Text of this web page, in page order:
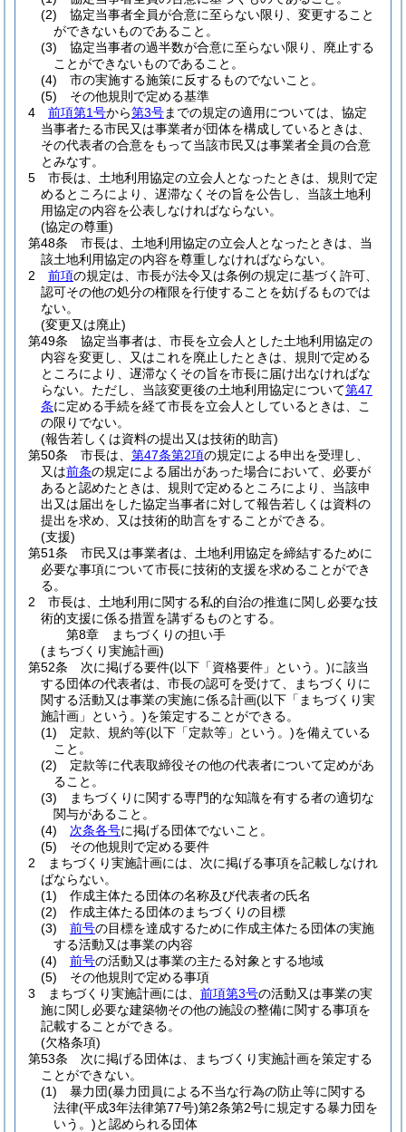
(2)
協定当事者全員が合意に至らない限り、変更すること
ができないものであること。
(3)
協定当事者の過半数が合意に至らない限り、廃止する
ことができないものであること。
(4)
市の実施する施策に反するものでないこと。
(5)
その他規則で定める基準
4
前項第1号から第3号までの規定の適用については、協定
当事者たる市民又は事業者が団体を構成しているときは、
その代表者の合意をもって当該市民又は事業者全員の合意
とみなす。
5
市長は、土地利用協定の立会人となったときは、規則で定
めるところにより、遅滞なくその旨を公告し、当該土地利
用協定の内容を公表しなければならない。
(協定の尊重)
第48条
市長は、土地利用協定の立会人となったときは、当
該土地利用協定の内容を尊重しなければならない。
2
前項の規定は、市長が法令又は条例の規定に基づく許可、
認可その他の処分の権限を行使することを妨げるものでは
ない。
(変更又は廃止)
第49条
協定当事者は、市長を立会人とした土地利用協定の
内容を変更し、又はこれを廃止したときは、規則で定める
ところにより、遅滞なくその旨を市長に届け出なければな
らない。 ただし、当該変更後の土地利用協定について第47
条に定める手続を経て市長を立会人としているときは、こ
の限りでない。
(報告若しくは資料の提出又は技術的助言)
第50条
市長は、 第47条第2項の規定による申出を受理し、
又は前条の規定による届出があった場合において、必要が
あると認めたときは、規則で定めるところにより、当該申
出又は届出をした協定当事者に対して報告若しくは資料の
提出を求め、又は技術的助言をすることができる。
(支援)
第51条
市民又は事業者は、土地利用協定を締結するために
必要な事項について市長に技術的支援を求めることができ
る。
2
市長は、土地利用に関する私的自治の推進に関し必要な技
術的支援に係る措置を講ずるものとする。
第8章
まちづくりの担い手
(まちづくり実施計画)
第52条
次に掲げる要件(以下「資格要件」という。)に該当
する団体の代表者は、市長の認可を受けて、まちづくりに
関する活動又は事業の実施に係る計画(以下「まちづくり実
施計画」という。)を策定することができる。
(1)
定款、規約等(以下「定款等」という。)を備えている
こと。
(2)
定款等に代表取締役その他の代表者について定めがあ
ること。
(3)
まちづくりに関する専門的な知識を有する者の適切な
関与があること。
(4)
次条各号に掲げる団体でないこと。
(5)
その他規則で定める要件
2
まちづくり実施計画には、次に掲げる事項を記載しなけれ
ばならない。
(1)
作成主体たる団体の名称及び代表者の氏名
(2)
作成主体たる団体のまちづくりの目標
(3)
前号の目標を達成するために作成主体たる団体の実施
する活動又は事業の内容
(4)
前号の活動又は事業の主たる対象とする地域
(5)
その他規則で定める事項
3
まちづくり実施計画には、 前項第3号の活動又は事業の実
施に関し必要な建築物その他の施設の整備に関する事項を
記載することができる。
(欠格条項)
第53条
次に掲げる団体は、まちづくり実施計画を策定する
ことができない。
(1)
暴力団(暴力団員による不当な行為の防止等に関する
法律(平成3年法律第77号)第2条第2号に規定する暴力団を
いう。)と認められる団体